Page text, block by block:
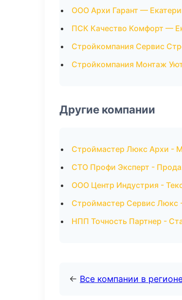
ООО Архи Гарант —
ПСК Качество Комфорт —
Стройкомпания Сервис
Стройкомпания Монтаж
Другие компании
Строймастер Люкс Архи -
СТО Профи Эксперт -
ООО Центр Индустрия -
Строймастер Сервис Люкс
НПП Точность Партнер -
← Все компании в